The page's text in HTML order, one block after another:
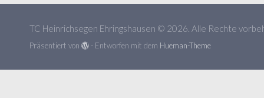
TC Heinrichsegen Ehringshausen © 2026. Alle Rechte
Präsentiert von - Entworfen mit dem Hueman-Theme